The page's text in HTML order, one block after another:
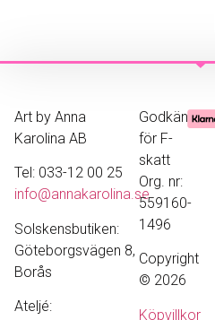
Art by Anna
Karolina AB
Tel: 033-12 00 25
info@annakarolina.se
Solskensbutiken:
Göteborgsvägen 8,
Borås
Ateljé:
Godkänd
för F-
skatt
Org. nr:
559160-
1496
Copyright
© 2026
Köpvillkor